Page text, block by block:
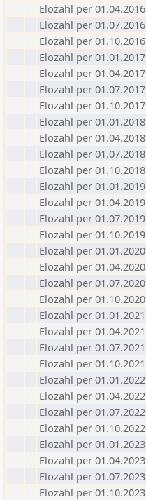
Elozahl per 01.04.2016
Elozahl per 01.07.2016
Elozahl per 01.10.2016
Elozahl per 01.01.2017
Elozahl per 01.04.2017
Elozahl per 01.07.2017
Elozahl per 01.10.2017
Elozahl per 01.01.2018
Elozahl per 01.04.2018
Elozahl per 01.07.2018
Elozahl per 01.10.2018
Elozahl per 01.01.2019
Elozahl per 01.04.2019
Elozahl per 01.07.2019
Elozahl per 01.10.2019
Elozahl per 01.01.2020
Elozahl per 01.04.2020
Elozahl per 01.07.2020
Elozahl per 01.10.2020
Elozahl per 01.01.2021
Elozahl per 01.04.2021
Elozahl per 01.07.2021
Elozahl per 01.10.2021
Elozahl per 01.01.2022
Elozahl per 01.04.2022
Elozahl per 01.07.2022
Elozahl per 01.10.2022
Elozahl per 01.01.2023
Elozahl per 01.04.2023
Elozahl per 01.07.2023
Elozahl per 01.10.2023